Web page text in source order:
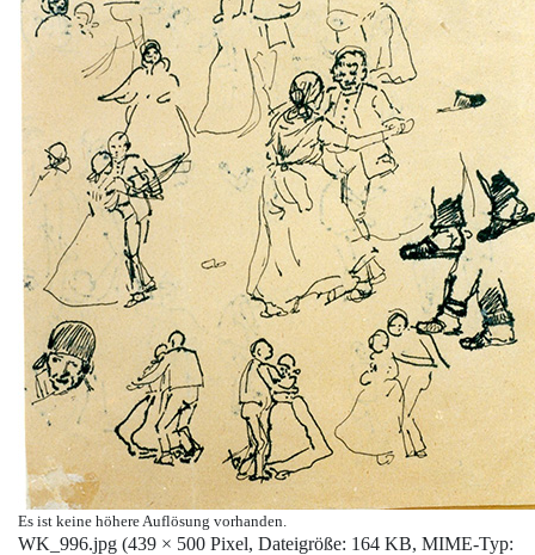
Es ist keine höhere Auflösung vorhanden.
WK_996.jpg (439 × 500 Pixel, Dateigröße: 164 KB, MIME-Typ: